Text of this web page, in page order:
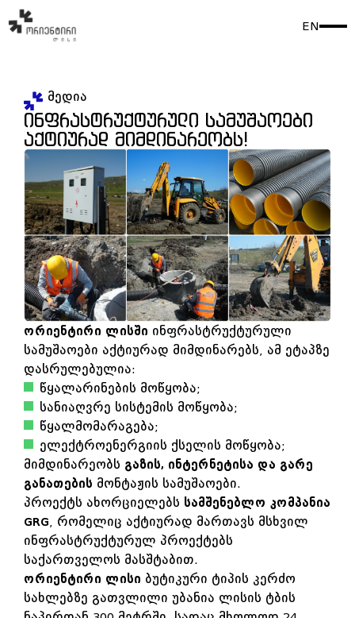
EN
მედია
ინფრასტრუქტურული სამუშაოები
აქტიურად მიმდინარეობს!
ორიენტირი ლისში ინფრასტრუქტურული
სამუშაოები აქტიურად მიმდინარებს, ამ ეტაპზე
დასრულებულია:
წყალარინების მოწყობა;
სანიაღვრე სისტემის მოწყობა;
წყალმომარაგება;
ელექტროენერგიის ქსელის მოწყობა;
მიმდინარეობს გაზის, ინტერნეტისა და გარე
განათების მონტაჟის სამუშაოები.
პროექტს ახორციელებს სამშენებლო კომპანია
GRG, რომელიც აქტიურად მართავს მსხვილ
ინფრასტრუქტურულ პროექტებს
საქართველოს მასშტაბით.
ორიენტირი ლისი ბუტიკური ტიპის კერძო
სახლებზე გათვლილი უბანია ლისის ტბის